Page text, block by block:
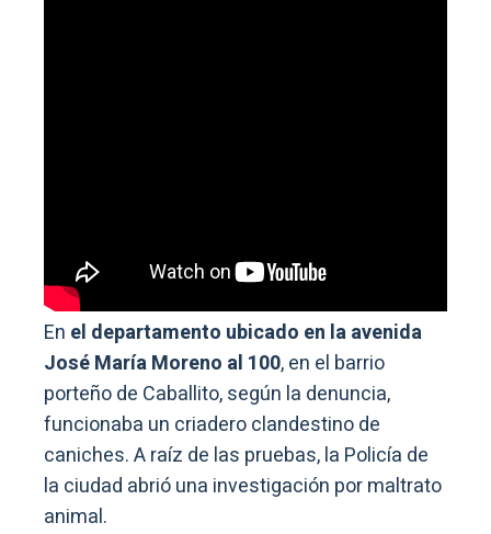
En el departamento ubicado en la avenida
José María Moreno al 100, en el barrio
porteño de Caballito, según la denuncia,
funcionaba un criadero clandestino de
caniches. A raíz de las pruebas, la Policía de
la ciudad abrió una investigación por maltrato
animal.